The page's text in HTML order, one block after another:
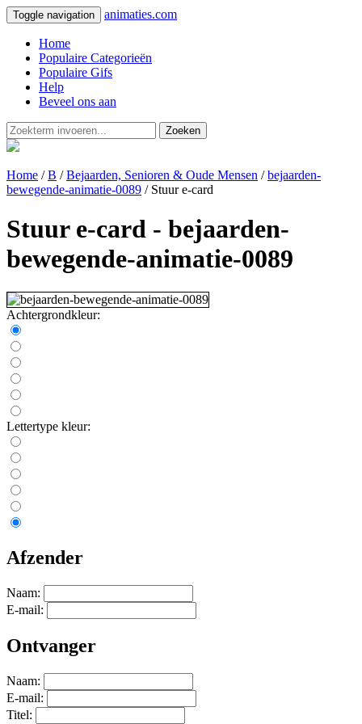
Toggle navigation animaties.com
Home
Populaire Categorieën
Populaire Gifs
Help
Beveel ons aan
Zoeken
Home /B /Bejaarden, Senioren & Oude Mensen /bejaarden-
bewegende-animatie-0089 / Stuur e-card
Stuur e-card - bejaarden-
bewegende-animatie-0089
Achtergrondkleur:
Lettertype kleur:
Afzender
Naam:
E-mail:
Ontvanger
Naam:
E-mail:
Titel: